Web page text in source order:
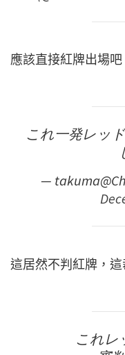
應該直接紅牌出場
これ一発レッ
—
這居然不判紅牌，
これレ